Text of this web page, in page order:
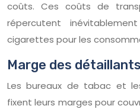
coûts. Ces coûts de
répercutent
cigarettes pour les
Marge des détaillants
Les bureaux de tabac et
fixent leurs marges pour